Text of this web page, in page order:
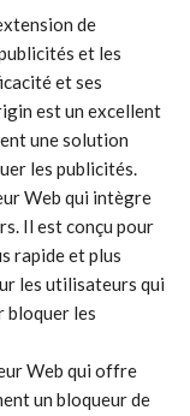
de
et les
et ses
est un excellent
une solution
les publicités.
Web qui intègre
Il est conçu pour
rapide et plus
les utilisateurs qui
bloquer les
Web qui offre
un bloqueur de